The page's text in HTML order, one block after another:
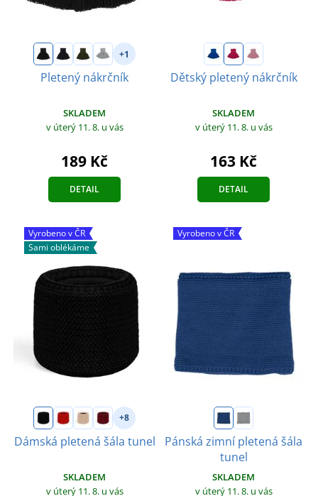
+1
Pletený nákrčník
SKLADEM
v úterý 11. 8. u vás
189 Kč
DETAIL
Dětský pletený nákrčník
SKLADEM
v úterý 11. 8. u vás
163 Kč
DETAIL
Vyrobeno v ČR
Sami oblékáme
+8
Dámská pletená šála tunel
SKLADEM
v úterý 11. 8. u vás
Vyrobeno v ČR
Pánská zimní pletená šála
tunel
SKLADEM
v úterý 11. 8. u vás